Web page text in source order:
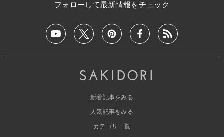
フォローして最新情報をチェック
新着記事をみる
人気記事をみる
カテゴリ一覧